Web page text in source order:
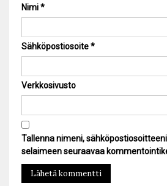
Nimi*
Sähköpostiosoite*
Verkkosivusto
Tallenna nimeni,
selaimeen seuraavaa